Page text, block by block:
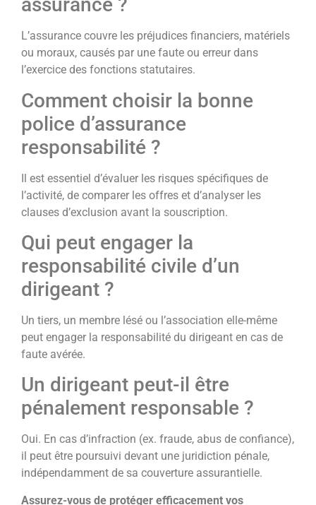
assurance ?
L’assurance couvre les préjudices financiers, matériels
ou moraux, causés par une faute ou erreur dans
l’exercice des fonctions statutaires.
Comment choisir la bonne
police d’assurance
responsabilité ?
Il est essentiel d’évaluer les risques spécifiques de
l’activité, de comparer les offres et d’analyser les
clauses d’exclusion avant la souscription.
Qui peut engager la
responsabilité civile d’un
dirigeant ?
Un tiers, un membre lésé ou l’association elle-même
peut engager la responsabilité du dirigeant en cas de
faute avérée.
Un dirigeant peut-il être
pénalement responsable ?
Oui. En cas d’infraction (ex. fraude, abus de confiance),
il peut être poursuivi devant une juridiction pénale,
indépendamment de sa couverture assurantielle.
Assurez-vous de protéger efficacement vos